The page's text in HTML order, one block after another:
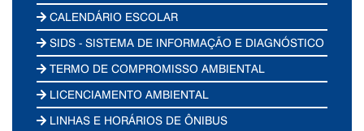
CALENDÁRIO ESCOLAR
SIDS - SISTEMA DE INFORMAÇÃO E DIAGNÓSTICO
TERMO DE COMPROMISSO AMBIENTAL
LICENCIAMENTO AMBIENTAL
LINHAS E HORÁRIOS DE ÔNIBUS